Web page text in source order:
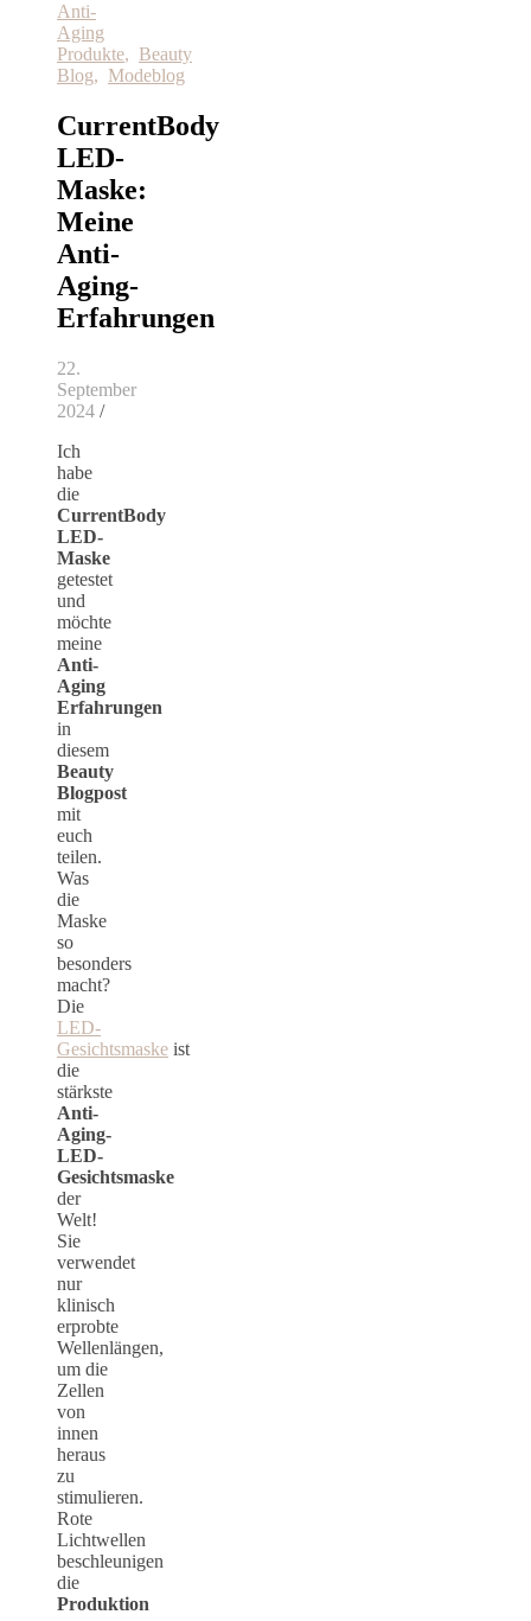
Anti-
Aging
Produkte, Beauty
Blog, Modeblog
CurrentBody
LED-
Maske:
Meine
Anti-
Aging-
Erfahrungen
22.
September
2024 /
Ich
habe
die
CurrentBody
LED-
Maske
getestet
und
möchte
meine
Anti-
Aging
Erfahrungen
in
diesem
Beauty
Blogpost
mit
euch
teilen.
Was
die
Maske
so
besonders
macht?
Die
LED-
Gesichtsmaske ist
die
stärkste
Anti-
Aging-
LED-
Gesichtsmaske
der
Welt!
Sie
verwendet
nur
klinisch
erprobte
Wellenlängen,
um die
Zellen
von
innen
heraus
zu
stimulieren.
Rote
Lichtwellen
beschleunigen
die
Produktion